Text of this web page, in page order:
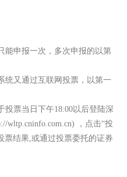
申报一次，多次申报的以第
又通过互联网投票，以第一
票当日下午18:00以后登陆深
wltp.cninfo.com.cn) ，点击“投
票结果,或通过投票委托的证券